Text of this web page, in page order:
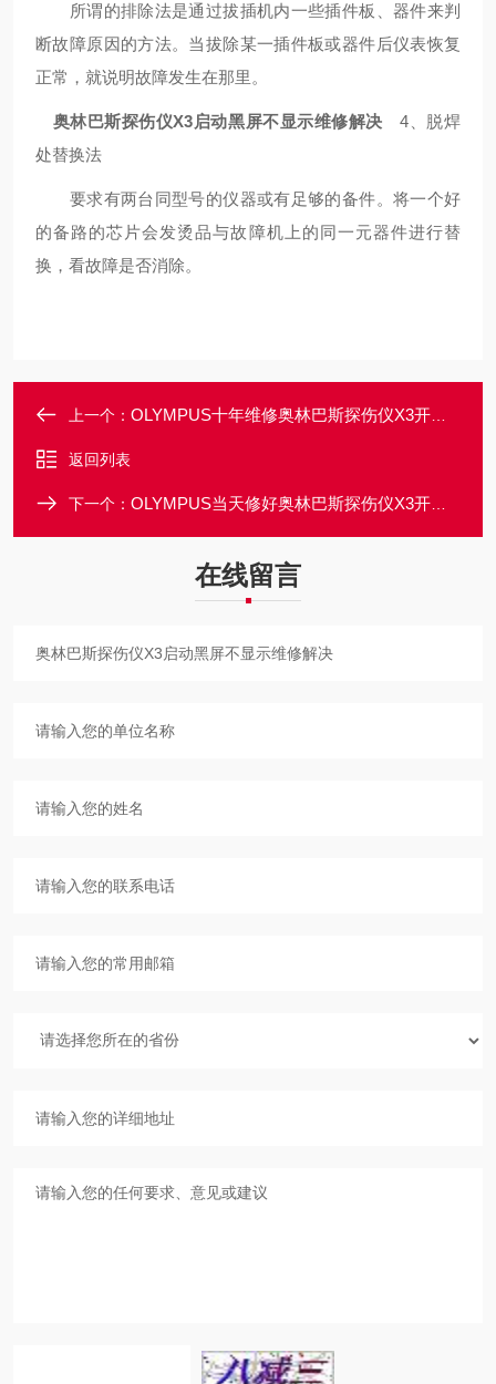
所谓的排除法是通过拔插机内一些插件板、器件来判
断故障原因的方法。当拔除某一插件板或器件后仪表恢复
正常，就说明故障发生在那里。
奥林巴斯探伤仪X3启动黑屏不显示维修解决 4、 脱焊
处替换法
要求有两台同型号的仪器或有足够的备件。将一个好
的备路的芯片会发烫品与故障机上的同一元器件进行替
换，看故障是否消除。
上一个： OLYMPUS十年维修奥林巴斯探伤仪X3开机进不去系统维修解决
返回列表
下一个： OLYMPUS当天修好奥林巴斯探伤仪X3开机死机不启动维修方法
在线留言